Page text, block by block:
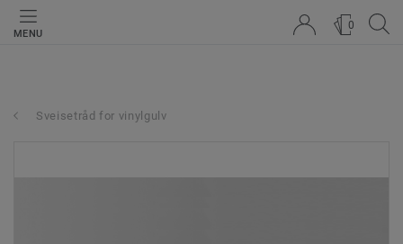
MENU
0
Sveisetråd for vinylgulv